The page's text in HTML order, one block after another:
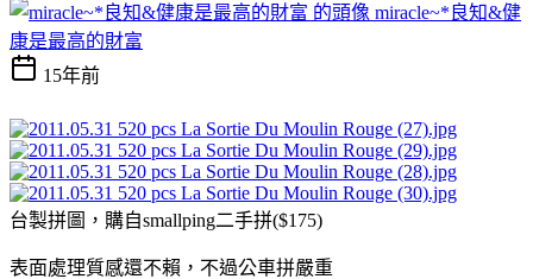
miracle~*良知&健
康是最高的財富
15年前
台製拼圖，購自smallping二手拼($175)
表面處理質感還不賴，不過公車拼嚴重